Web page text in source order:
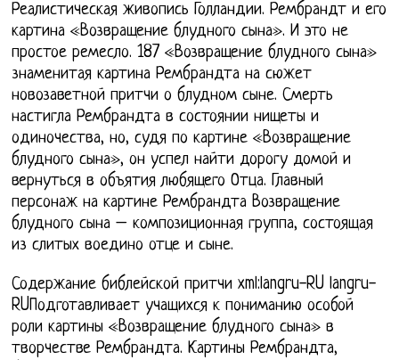
Реалистическая живопись Голландии. Рембрандт и его
картина «Возвращение блудного сына». И это не
простое ремесло. 187 «Возвращение блудного сына»
знаменитая картина Рембрандта на сюжет
новозаветной притчи о блудном сыне. Смерть
настигла Рембрандта в состоянии нищеты и
одиночества, но, судя по картине «Возвращение
блудного сына», он успел найти дорогу домой и
вернуться в объятия любящего Отца. Главный
персонаж на картине Рембрандта Возвращение
блудного сына – композиционная группа, состоящая
из слитых воедино отце и сыне.
Содержание библейской притчи xml:langru-RU langru-
RUПодготавливает учащихся к пониманию особой
роли картины «Возвращение блудного сына» в
творчестве Рембрандта. Картины Рембрандта,